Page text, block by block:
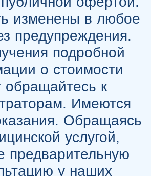
изменены в любое
предупреждения.
подробной
о стоимости
обращайтесь к
Имеются
Обращаясь
услугой,
предварительную
у наших